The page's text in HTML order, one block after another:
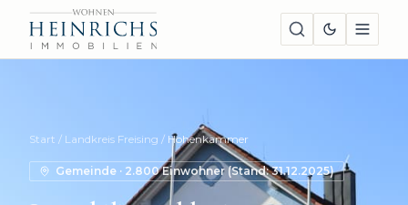
Start / Landkreis Freising / Hohenkammer
Gemeinde · 2.800Einwohner (Stand:31.12.2025)